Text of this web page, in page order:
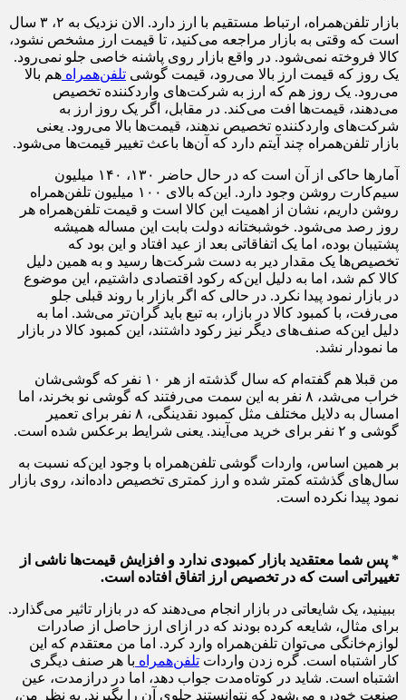
بازار تلفن‌همراه، ارتباط مستقیم با ارز دارد. الان نزدیک به ۲، ۳ سال
است که وقتی به بازار مراجعه می‌کنید، تا قیمت ارز مشخص نشود،
کالا فروخته نمی‌شود. در واقع بازار روی پاشنه خاصی جلو نمی‌رود.
یک روز که قیمت ارز بالا می‌رود، قیمت گوشی تلفن‌همراه هم بالا
می‌رود. یک روز هم که ارز به شرکت‌های واردکننده تخصیص
می‌دهند، قیمت‌ها افت می‌کند. در مقابل، اگر یک روز ارز به
شرکت‌های واردکننده تخصیص ندهند، قیمت‌ها بالا می‌رود. یعنی
بازار تلفن‌همراه چند آیتم دارد که آن‌ها باعث تغییر قیمت‌ها می‌شود.
آمارها حاکی از آن است که در حال حاضر ۱۳۰، ۱۴۰ میلیون
سیم‌کارت روشن وجود دارد. این‌که بالای ۱۰۰ میلیون تلفن‌همراه
روشن داریم، نشان از اهمیت این کالا است و قیمت تلفن‌همراه هر
روز رصد می‌شود. خوشبختانه دولت بابت این مساله همیشه
پشتیبان بوده، اما یک اتفاقاتی بعد از عید افتاد و این بود که
تخصیص‌ها یک مقدار دیر به دست شرکت‌ها رسید و به همین دلیل
کالا کم شد، اما به دلیل این‌که رکود اقتصادی داشتیم، این موضوع
در بازار نمود پیدا نکرد. در حالی که اگر بازار با روند قبلی جلو
می‌رفت، با کمبود کالا در بازار، به تبع باید گران‌تر می‌شد. اما به
دلیل این‌که صنف‌های دیگر نیز رکود داشتند، این کمبود کالا در بازار
ما نمودار نشد.
من قبلا هم گفته‌ام که سال گذشته از هر ۱۰ نفر که گوشی‌شان
خراب می‌شد، ۸ نفر به این سمت می‌رفتند که گوشی نو بخرند، اما
امسال به دلایل مختلف مثل کمبود نقدینگی، ۸ نفر برای تعمیر
گوشی و ۲ نفر برای خرید می‌آیند. یعنی شرایط برعکس شده است.
بر همین اساس، واردات گوشی تلفن‌همراه با وجود این‌که نسبت به
سال‌های گذشته کمتر شده و ارز کمتری تخصیص داده‌اند، روی بازار
نمود پیدا نکرده است.
* پس شما معتقدید بازار کمبودی ندارد و افزایش قیمت‌ها ناشی از
تغییراتی است که در تخصیص ارز اتفاق افتاده است.
ببینید، یک شایعاتی در بازار انجام می‌دهند که در بازار تاثیر می‌گذارد.
برای مثال، شایعه کرده بودند که در ازای ارز حاصل از صادرات
لوازم‌خانگی می‌توان تلفن‌همراه وارد کرد. اما من معتقدم که این
کار اشتباه است. گره زدن واردات تلفن‌همراه با هر صنف دیگری
اشتباه است. شاید در کوتاه‌مدت جواب دهد، اما در درازمدت، عین
صنعت خودرو می‌شود که نتوانستند جلوی آن را بگیرند. به نظر من،